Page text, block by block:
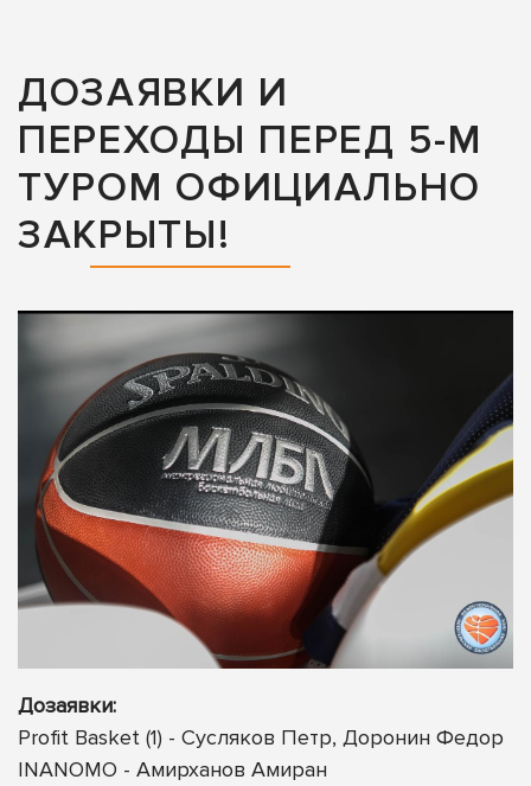
ДОЗАЯВКИ И
ПЕРЕХОДЫ ПЕРЕД 5-М
ТУРОМ ОФИЦИАЛЬНО
ЗАКРЫТЫ!
Дозаявки:
Profit Basket (1) - Сусляков Петр, Доронин Федор
INANOMO - Амирханов Амиран